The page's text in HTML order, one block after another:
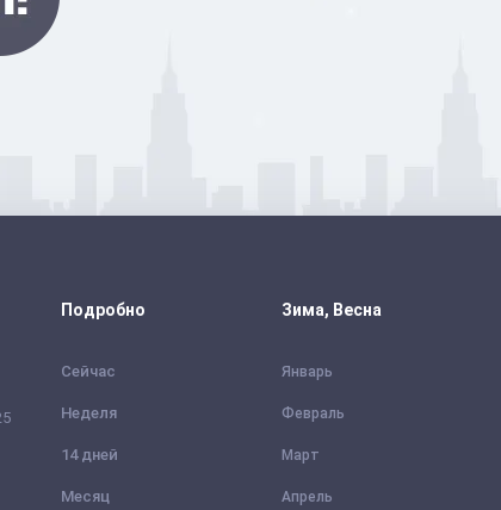
Подробно
Сейчас
Неделя
14 дней
Месяц
Зима, Весна
Январь
Февраль
Март
Апрель